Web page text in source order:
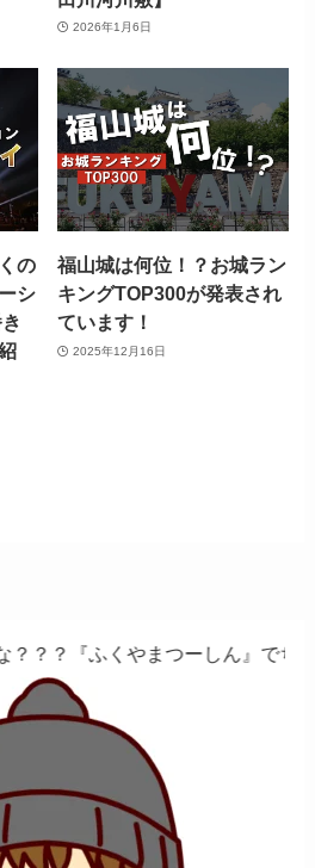
2026年1月6日
の
シ
福山城は何位！？お城ラン
キングTOP300が発表され
ています！
2025年12月16日
つーしん』でちょっとしたバイ